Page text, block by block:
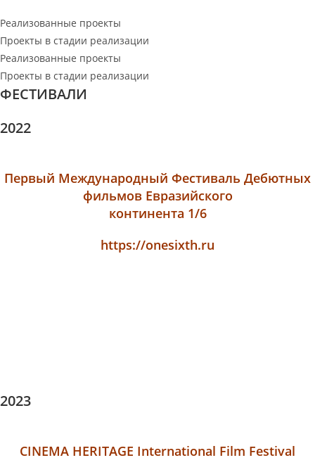
Реализованные проекты
Проекты в стадии реализации
Реализованные проекты
Проекты в стадии реализации
ФЕСТИВАЛИ
2022
Первый Международный Фестиваль Дебютных
фильмов Евразийского
континента 1/6
https://onesixth.ru
2023
CINEMA HERITAGE International Film Festival